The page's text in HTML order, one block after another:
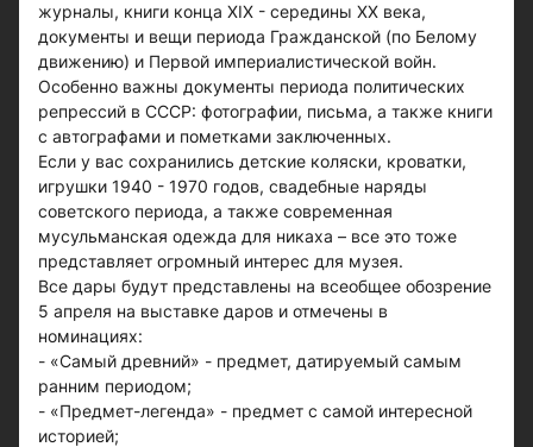
журналы, книги конца ХIХ - середины ХХ века,
документы и вещи периода Гражданской (по Белому
движению) и Первой империалистической войн.
Особенно важны документы периода политических
репрессий в СССР: фотографии, письма, а также книги
с автографами и пометками заключенных.
Если у вас сохранились детские коляски, кроватки,
игрушки 1940 - 1970 годов, свадебные наряды
советского периода, а также современная
мусульманская одежда для никаха – все это тоже
представляет огромный интерес для музея.
Все дары будут представлены на всеобщее обозрение
5 апреля на выставке даров и отмечены в
номинациях:
- «Самый древний» - предмет, датируемый самым
ранним периодом;
- «Предмет-легенда» - предмет с самой интересной
историей;